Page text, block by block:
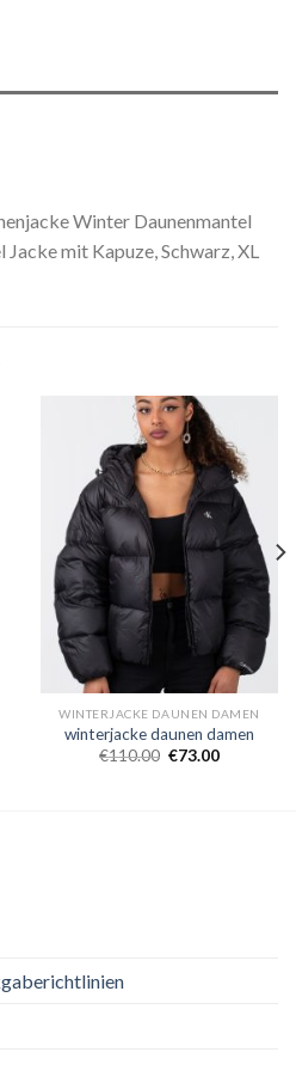
Winter Daunenmantel
mit Kapuze, Schwarz, XL
WINTERJACKE DAUNEN DAMEN
winterjacke daunen damen
€110.00 €73.00